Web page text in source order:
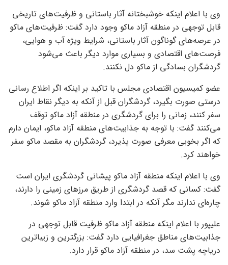
وی با اعلام اینکه خوشبختانه آثار باستانی و ظرفیت‌های تاریخی
قابل توجهی در منطقه آزاد ماکو وجود دارد گفت: ظرفیت‌های ماکو
در عرصه‌های گوناگون آثار باستانی، شرایط ویژه آب و هوایی،
فرصت‌های اقتصادی و بسیاری موارد دیگر باعث می‌شود
گردشگران بسادگی از ماکو دل نکنند.
عضو کمیسیون اقتصادی مجلس با تاکید بر اینکه اگر اطلاع رسانی
درستی صورت بگیرد، گردشگران قبل از آنکه به دیگر نقاط ایران
سفر کنند، زمانی را برای گردشگری در منطقه آزاد ماکو توقف
می‌کنند گفت: با توجه به جذابیت‌های منطقه آزاد ماکو، ایمان دارم
که اگر بخوبی معرفی صورت پذیرد، گردشگران به مقصد ماکو سفر
خواهند کرد.
وی با اعلام اینکه منطقه آزاد ماکو پیشانی گردشگری ایران است
گفت: کسانی که قصد گردشگری از طریق مرز‌های زمینی را دارند،
چاره‌ای ندارند مگر آنکه در ابتدا وارد منطقه آزاد ماکو شوند.
علیپور با اعلام اینکه منطقه آزاد ماکو ظرفیت قابل توجهی در
جذابیت‌های مناطق جغرافیایی دارد گفت: بزرگترین و زیباترین
دریاچه پشت سد، در منطقه آزاد ماکو قرار دارد.